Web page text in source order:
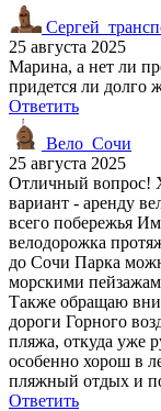
25 августа 2025
Марина, а нет ли
придется ли долго
Ответить
Вело_Сочи
25 августа 2025
Отличный вопрос!
вариант - аренду
всего побережья
велодорожка
до Сочи Парка
морскими
Также обращаю
дороги Горного
пляжа, откуда уже
особенно хорош в
пляжный отдых и
Ответить